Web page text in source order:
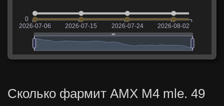
Сколько фармит AMX M4 mle. 49